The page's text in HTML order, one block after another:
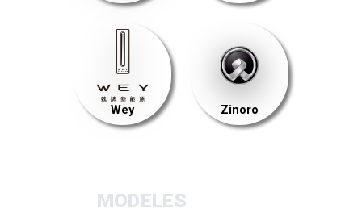
Wey Zinoro
MODELES